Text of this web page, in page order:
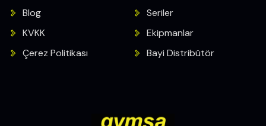
Blog
KVKK
Çerez Politikası
Seriler
Ekipmanlar
Bayi Distribütör